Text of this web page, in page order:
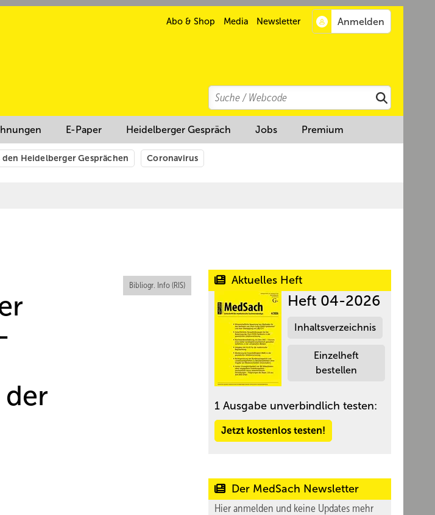
Abo & Shop Media Newsletter
Search
Suchen
E-Paper Heidelberger Gespräch Jobs Premium
den Heidelberger Gesprächen Coronavirus
Bibliogr. Info (RIS) Aktuelles Heft
Heft 04-2026
Inhaltsverzeichnis
Einzelheft
bestellen
1 Ausgabe unverbindlich testen:
Jetzt kostenlos testen!
Der MedSach Newsletter
Hier anmelden und keine Updates mehr